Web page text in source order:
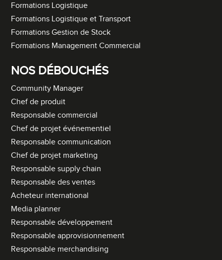
Formations Logistique
Formations Logistique et Transport
Formations Gestion de Stock
Formations Management Commercial
NOS DÉBOUCHÉS
Community Manager
Chef de produit
Responsable commercial
Chef de projet événementiel
Responsable communication
Chef de projet marketing
Responsable supply chain
Responsable des ventes
Acheteur international
Media planner
Responsable développement
Responsable approvisionnement
Responsable merchandising